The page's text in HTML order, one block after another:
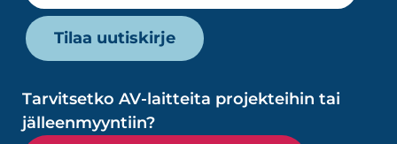
Tarvitsetko AV-laitteita projekteihin tai
jälleenmyyntiin?